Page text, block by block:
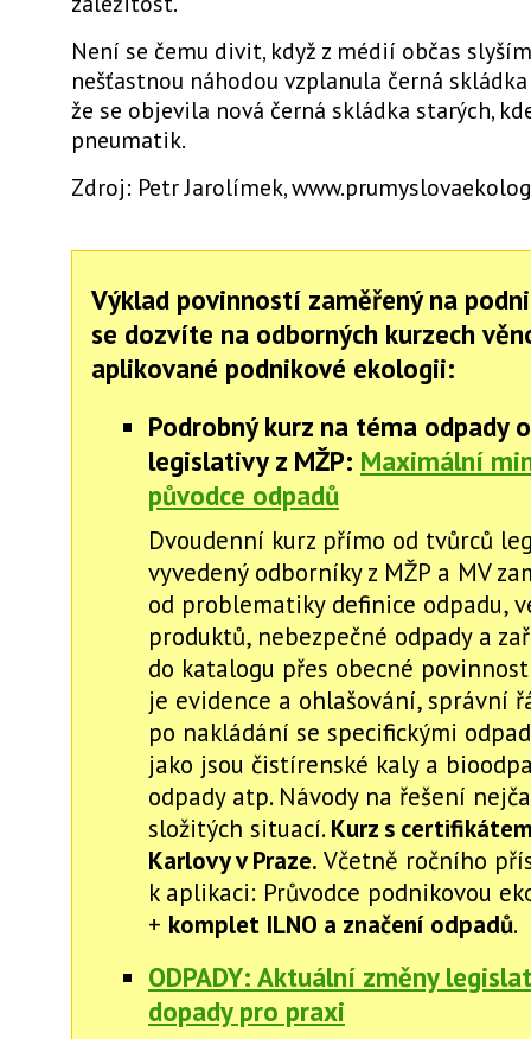
Není se čemu divit, když z médií občas
nešťastnou náhodou vzplanula černá
že se objevila nová černá skládka starých,
pneumatik.
Zdroj: Petr Jarolímek,
Výklad povinností zaměřený na
se dozvíte na odborných kurzech
aplikované podnikové ekologii:
Podrobný kurz na téma odpady
legislativy z MŽP: Maximální
původce odpadů
Dvoudenní kurz přímo od tvůrců
vyvedený odborníky z MŽP a MV
od problematiky definice odpadu,
produktů, nebezpečné odpady a
do katalogu přes obecné
je evidence a ohlašování, správní
po nakládání se specifickými
jako jsou čistírenské kaly a
odpady atp. Návody na řešení
složitých situací.Kurz s
Karlovy v Praze. Včetně ročního
k aplikaci: Průvodce podnikovou
+ komplet ILNO a značení odpadů.
ODPADY: Aktuální změny
dopady pro praxi